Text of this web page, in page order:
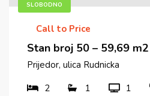
SLOBODNO
Call to Price
Stan broj 50 – 59,69
Prijedor, ulica Rudnicka
2
1 1